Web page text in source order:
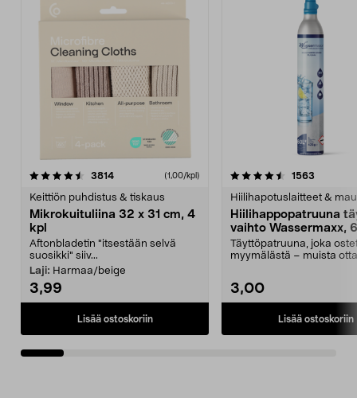
3814arvostelut (1,00/kpl)
Keittiön puhdistus & tiskaus
Mikrokuituliina 32 x 31 cm, 4
kpl
Aftonbladetin "itsestään selvä
suosikki" siiv...
Laji: Harmaa/beige
3,99
Lisää ostoskoriin
4.5viidestä
1563
Hiilihapotuslaitteet &
Hiilihappopatruuna
vaihto Wassermaxx,
Täyttöpatruuna, joka
myymälästä – muista
3,00
Lisää ostoskoriin
4.5viidestä